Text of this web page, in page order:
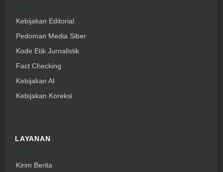
Kebijakan Editorial
Pedoman Media Siber
Kode Etik Jurnalistik
Fact Checking
Kebijakan AI
Kebijakan Koreksi
LAYANAN
Kirim Berita